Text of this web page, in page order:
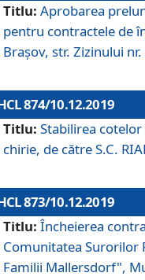
Titlu: Aprobarea
pentru contractele de
Braşov, str. Zizinului
874/10.12.2019
Titlu: Stabilirea
chirie, de către S.C.
873/10.12.2019
Titlu: Încheierea
Comunitatea Surorilor
Familii Mallersdorf",